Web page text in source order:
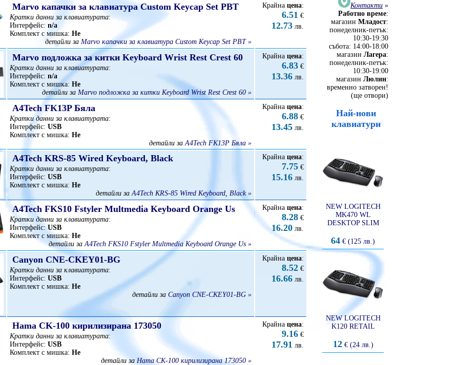
Marvo капачки за клавиатура Custom Keycap Set PBT
Кратки данни за клавиатурата:
Интерфейс: n/a
Комплект с мишка: Не
детайли за Marvo капачки за клавиатура Custom Keycap Set PBT »
Крайна цена:
6.51 €
12.73 лв.
Marvo подложка за китки Keyboard Wrist Rest Crest 60
Кратки данни за клавиатурата:
Интерфейс: n/a
Комплект с мишка: Не
детайли за Marvo подложка за китки Keyboard Wrist Rest Crest 60 »
Крайна цена:
6.83 €
13.36 лв.
A4Tech FK13P Бяла
Кратки данни за клавиатурата:
Интерфейс: USB
Комплект с мишка: Не
детайли заA4Tech FK13P Бяла »
Крайна цена:
6.88 €
13.45 лв.
A4Tech KRS-85 Wired Keyboard, Black
Кратки данни за клавиатурата:
Интерфейс: USB
Комплект с мишка: Не
детайли заA4Tech KRS-85 Wired Keyboard, Black »
Крайна цена:
7.75 €
15.16 лв.
A4Tech FKS10 Fstyler Multmedia Keyboard Orange Us
Кратки данни за клавиатурата:
Интерфейс: USB
Комплект с мишка: Не
детайли заA4Tech FKS10 Fstyler Multmedia Keyboard Orange Us »
Крайна цена:
8.28 €
16.20 лв.
Canyon CNE-CKEY01-BG
Кратки данни за клавиатурата:
Интерфейс: USB
Комплект с мишка: Не
детайли за Canyon CNE-CKEY01-BG »
Крайна цена:
8.52 €
16.66 лв.
Hama CK-100 кирилизирана 173050
Кратки данни за клавиатурата:
Интерфейс: USB
Комплект с мишка: Не
детайли за Hama CK-100 кирилизирана 173050 »
Крайна цена:
9.16 €
17.91 лв.
Контакти »
Работно време:
магазин Младост:
понеделник-петък:
10:30-19:30
събота: 14:00-18:00
магазин Лагера:
понеделник-петък:
10:30-19:00
магазин Люлин:
временно затворен!
(ще отвори)
Най-нови
клавиатури
NEW LOGITECH
MK470 WL
DESKTOP SLIM
64 € (125 лв.)
NEW LOGITECH
K120 RETAIL
12€ (24 лв.)